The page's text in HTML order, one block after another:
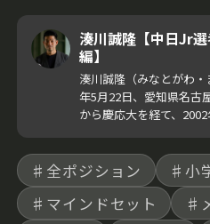
選考を通過しなくても
う、同大会がもたらす
トとは。
湊川誠隆【中日Jr
編】
湊川誠隆（みなとがわ
年5月22日、愛知県名古
から慶応大を経て、2002
♯全ポジション
♯小
♯マインドセット
♯